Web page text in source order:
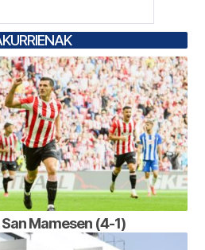
Mamesen (4-1)